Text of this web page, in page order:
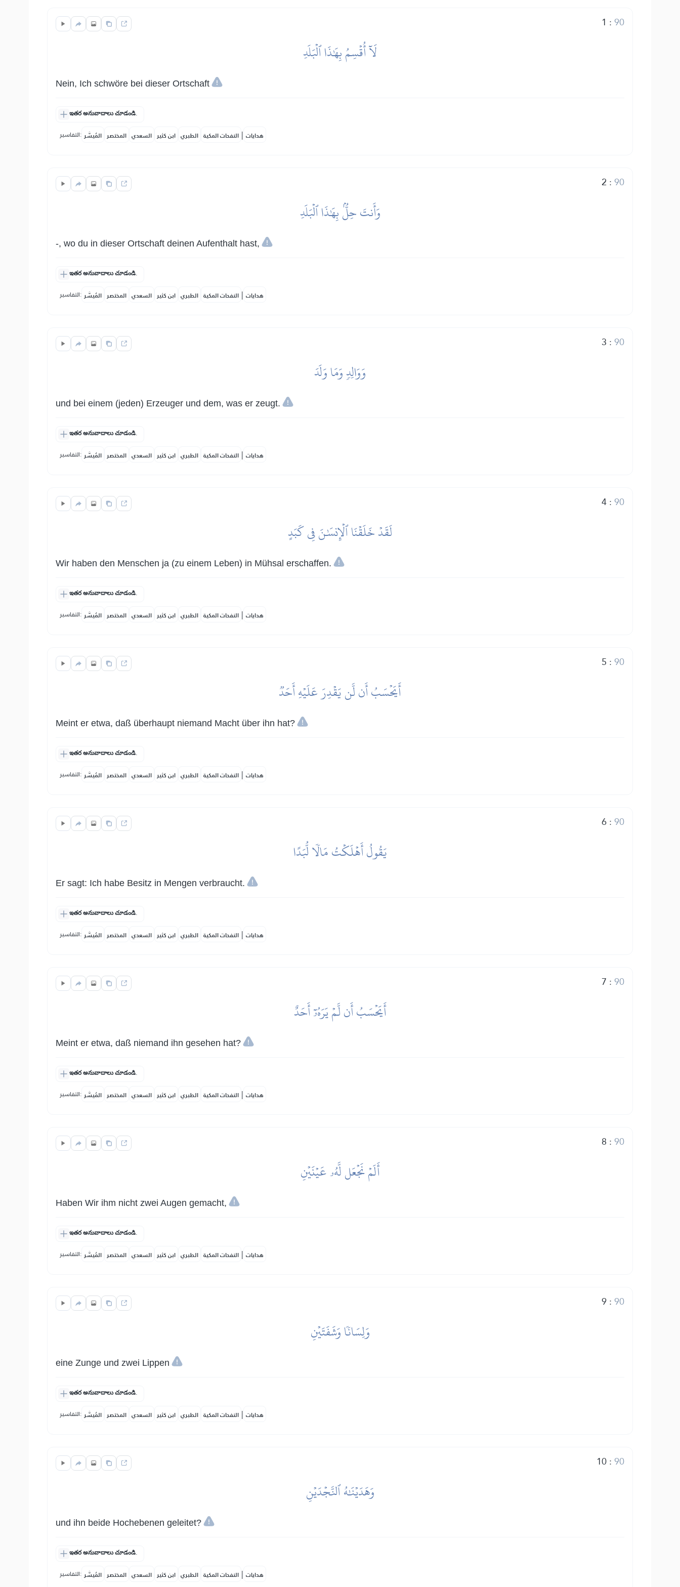
1 :90
لَآ أُقۡسِمُ بِهَٰذَا ٱلۡبَلَدِ
Nein, Ich schwöre bei dieser Ortschaft
ఇతర అనువాదాలు చూడండి.
التفاسير: المُيسَّر المختصر السعدي ابن كثير الطبري النفحات المكية | هدايات
2 :90
وَأَنتَ حِلُّۢ بِهَٰذَا ٱلۡبَلَدِ
-, wo du in dieser Ortschaft deinen Aufenthalt hast,
ఇతర అనువాదాలు చూడండి.
التفاسير: المُيسَّر المختصر السعدي ابن كثير الطبري النفحات المكية | هدايات
3 :90
وَوَالِدٖ وَمَا وَلَدَ
und bei einem (jeden) Erzeuger und dem, was er zeugt.
ఇతర అనువాదాలు చూడండి.
التفاسير: المُيسَّر المختصر السعدي ابن كثير الطبري النفحات المكية | هدايات
4:90
لَقَدۡ خَلَقۡنَا ٱلۡإِنسَٰنَ فِي كَبَدٍ
Wir haben den Menschen ja (zu einem Leben) in Mühsal erschaffen.
ఇతర అనువాదాలు చూడండి.
التفاسير: المُيسَّر المختصر السعدي ابن كثير الطبري النفحات المكية | هدايات
5 :90
أَيَحۡسَبُ أَن لَّن يَقۡدِرَ عَلَيۡهِ أَحَدٞ
Meint er etwa, daß überhaupt niemand Macht über ihn hat?
ఇతర అనువాదాలు చూడండి.
التفاسير: المُيسَّر المختصر السعدي ابن كثير الطبري النفحات المكية | هدايات
6:90
يَقُولُ أَهۡلَكۡتُ مَالٗا لُّبَدًا
Er sagt: Ich habe Besitz in Mengen verbraucht.
ఇతర అనువాదాలు చూడండి.
التفاسير: المُيسَّر المختصر السعدي ابن كثير الطبري النفحات المكية | هدايات
7 :90
أَيَحۡسَبُ أَن لَّمۡ يَرَهُۥٓ أَحَدٌ
Meint er etwa, daß niemand ihn gesehen hat?
ఇతర అనువాదాలు చూడండి.
التفاسير: المُيسَّر المختصر السعدي ابن كثير الطبري النفحات المكية | هدايات
8 :90
أَلَمۡ نَجۡعَل لَّهُۥ عَيۡنَيۡنِ
Haben Wir ihm nicht zwei Augen gemacht,
ఇతర అనువాదాలు చూడండి.
التفاسير: المُيسَّر المختصر السعدي ابن كثير الطبري النفحات المكية | هدايات
9:90
وَلِسَانٗا وَشَفَتَيۡنِ
eine Zunge und zwei Lippen
ఇతర అనువాదాలు చూడండి.
التفاسير: المُيسَّر المختصر السعدي ابن كثير الطبري النفحات المكية | هدايات
10:90
وَهَدَيۡنَٰهُ ٱلنَّجۡدَيۡنِ
und ihn beide Hochebenen geleitet?
ఇతర అనువాదాలు చూడండి.
التفاسير: المُيسَّر المختصر السعدي ابن كثير الطبري النفحات المكية | هدايات